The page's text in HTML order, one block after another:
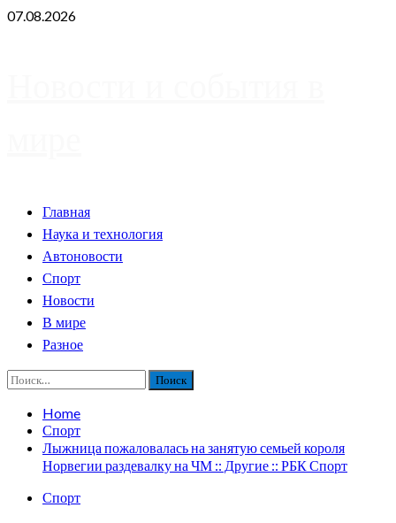
Skip
07.08.2026
PrimaryГлавная
Наука и технология
Автоновости
Спорт
Новости
В мире
Разное
Найти:
Home
Спорт
Лыжница пожаловалась на занятую семьей короля
Норвегии раздевалку на ЧМ :: Другие :: РБК Спорт
Спорт